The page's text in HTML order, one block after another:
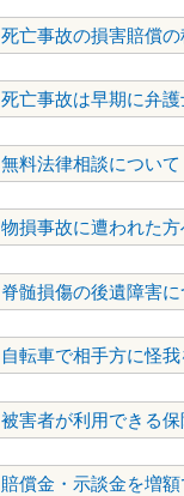
死亡事故の損害賠償の
死亡事故は早期に弁
無料法律相談について
物損事故に遭われた方
脊髄損傷の後遺障害に
自転車で相手方に怪
被害者が利用できる
賠償金・示談金を増